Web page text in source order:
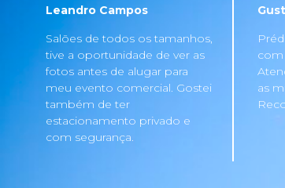
Salões de todos os tamanhos,
tive a oportunidade de ver as
fotos antes de alugar para
meu evento comercial. Gostei
também de ter
estacionamento privado e
com segurança.
Leandro Campos
com
as